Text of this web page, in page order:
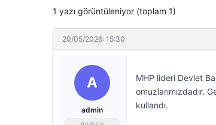
1 yazı görüntüleniyor (toplam 1)
20/05/2026: 15:30
A
admin
MHP lideri Devlet
omuzlarımızdadır.
kullandı.